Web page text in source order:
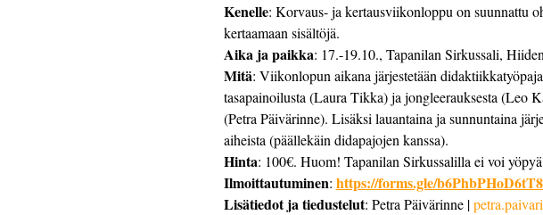
Kenelle: Korvaus- ja kertausviikonloppu on suunnattu
kertaamaan sisältöjä.
Aika ja paikka: 17.-19.10., Tapanilan Sirkussali,
Mitä: Viikonlopun aikana järjestetään
tasapainoilusta (Laura Tikka) ja jongleerauksesta (Leo
(Petra Päivärinne). Lisäksi lauantaina ja sunnuntaina
aiheista (päällekäin didapajojen kanssa).
Hinta: 100€. Huom! Tapanilan Sirkussalilla ei voi
Ilmoittautuminen: https://forms.gle/
Lisätiedot ja tiedustelut: Petra Päivärinne |